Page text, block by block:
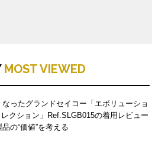
MOST VIEWED
なったグランドセイコー「エボリューショ
クション」Ref.SLGB015の着用レビュー
の“価値”を考える